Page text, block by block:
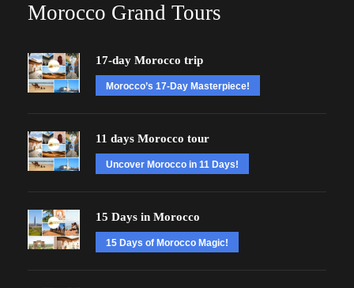
Morocco Grand Tours
17-day Morocco trip
Morocco’s 17-Day Masterpiece!
11 days Morocco tour
Uncover Morocco in 11 Days!
15 Days in Morocco
15 Days of Morocco Magic!